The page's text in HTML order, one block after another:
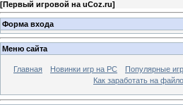
[Первый игровой на uCoz.ru]
Форма входа
Меню сайта
Главная Новинки игр на PC Популярные
Как заработать на